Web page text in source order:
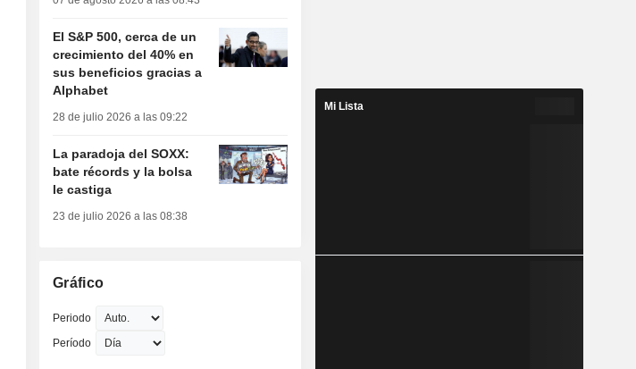
El S&P 500, cerca de un
crecimiento del 40% en
sus beneficios gracias a
Alphabet
28 de julio 2026 a las 09:22
La paradoja del SOXX:
bate récords y la bolsa
le castiga
23 de julio 2026 a las 08:38
Gráfico
Periodo
Período
Mi Lista